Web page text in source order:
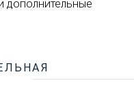
дополнительные